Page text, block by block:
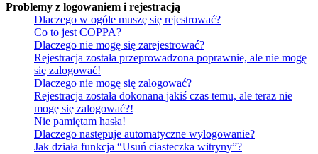
Problemy z logowaniem i rejestracją
Dlaczego w ogóle muszę się rejestrować?
Co to jest COPPA?
Dlaczego nie mogę się zarejestrować?
Rejestracja została przeprowadzona poprawnie, ale nie mogę
się zalogować!
Dlaczego nie mogę się zalogować?
Rejestracja została dokonana jakiś czas temu, ale teraz nie
mogę się zalogować?!
Nie pamiętam hasła!
Dlaczego następuje automatyczne wylogowanie?
Jak działa funkcja “Usuń ciasteczka witryny”?